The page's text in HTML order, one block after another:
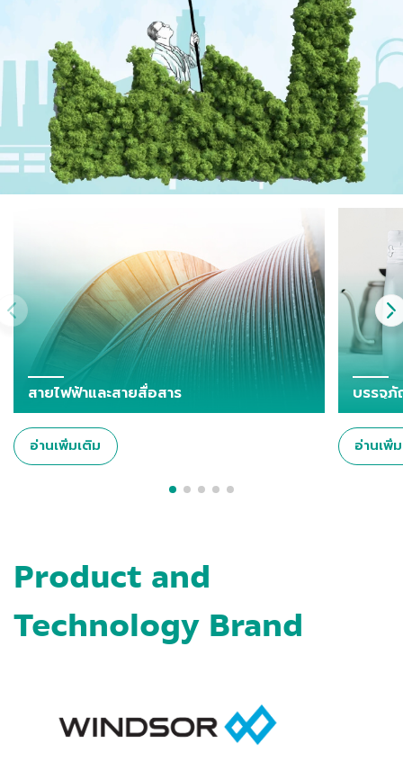
สายไฟฟ้าและสายสื่อสาร
อ่านเพิ่มเติม
บรรจุ
อ่านเพิ่
Product and
Technology Brand